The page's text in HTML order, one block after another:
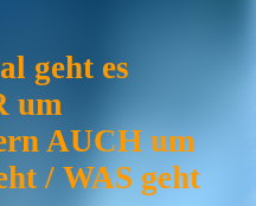
geht es
um
AUCH um
/ WAS geht